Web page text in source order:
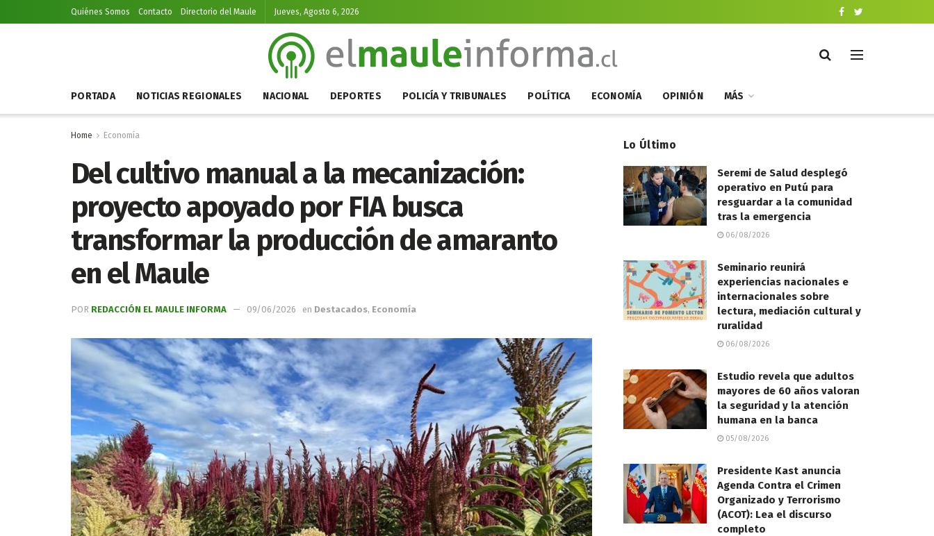
Quiénes Somos Contacto Directorio del Maule Jueves, Agosto 6, 2026
PORTADA NOTICIAS REGIONALES NACIONAL DEPORTES POLICÍA Y TRIBUNALES POLÍTICA ECONOMÍA OPINIÓN MÁS
Home Economía
Del cultivo manual a la mecanización:
proyecto apoyado por FIA busca
transformar la producción de amaranto
en el Maule
POR REDACCIÓN EL MAULE INFORMA 09/06/2026 en Destacados, Economía
Lo Último
Seremi de Salud desplegó
operativo en Putú para
resguardar a la comunidad
tras la emergencia
06/08/2026
Seminario reunirá
experiencias nacionales e
internacionales sobre
lectura, mediación cultural y
ruralidad
06/08/2026
Estudio revela que adultos
mayores de 60 años valoran
la seguridad y la atención
humana en la banca
05/08/2026
Presidente Kast anuncia
Agenda Contra el Crimen
Organizado y Terrorismo
(ACOT): Lea el discurso
completo